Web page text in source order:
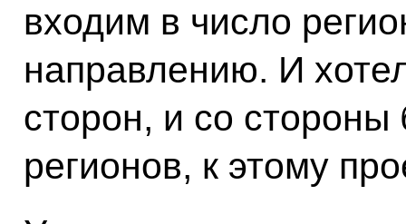
входим в число
направлению. И
сторон, и со
регионов, к этому